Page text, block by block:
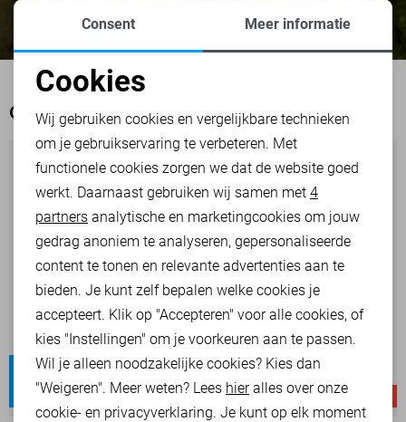
OOK HET BEKIJKEN WAARD
Blush
Regular waist
-30%
Juicy
High waist
Noodzakelijke cookies
Personalisatie cookies
Analytische cookies
Marketing cookies
Consent Meer informatie
Cookies
Wij gebruiken cookies en vergelijkbare technieken
om je gebruikservaring te verbeteren. Met
functionele cookies zorgen we dat de website goed
werkt. Daarnaast gebruiken wij samen met 4
partners analytische en marketingcookies om jouw
gedrag anoniem te analyseren, gepersonaliseerde
content te tonen en relevante advertenties aan te
bieden. Je kunt zelf bepalen welke cookies je
accepteert. Klik op "Accepteren" voor alle cookies, of
kies "Instellingen" om je voorkeuren aan te passen.
Wil je alleen noodzakelijke cookies? Kies dan
"Weigeren". Meer weten? Lees hieralles over onze
cookie- en privacyverklaring. Je kunt op elk moment